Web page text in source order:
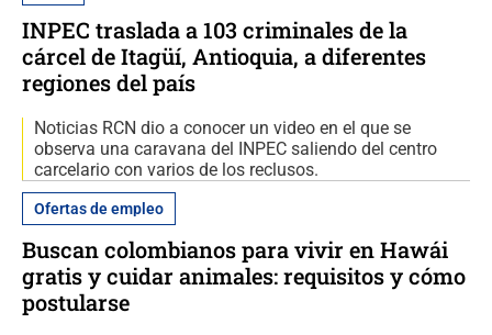
INPEC traslada a 103 criminales de la
cárcel de Itagüí, Antioquia, a diferentes
regiones del país
Noticias RCN dio a conocer un video en el que se
observa una caravana del INPEC saliendo del centro
carcelario con varios de los reclusos.
Ofertas de empleo
Buscan colombianos para vivir en Hawái
gratis y cuidar animales: requisitos y cómo
postularse